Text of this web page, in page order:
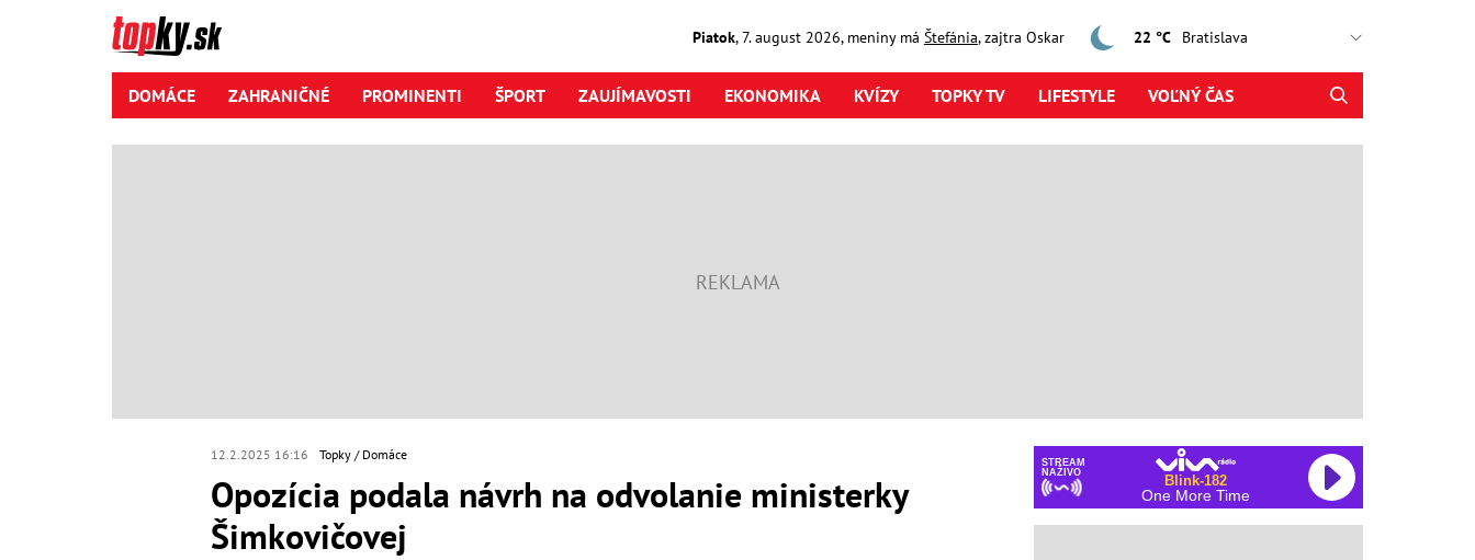
Piatok,7. august2026, meniny má Štefánia, zajtra Oskar 22 °C
DOMÁCE ZAHRANIČNÉ PROMINENTI ŠPORT ZAUJÍMAVOSTI EKONOMIKA KVÍZY TOPKY TV LIFESTYLE VOĽNÝ ČAS
12.2.2025 16:16 Topky Domáce
Opozícia podala návrh na odvolanie ministerky
Šimkovičovej
STREAM
NAŽIVO
Blink-182
One More Time